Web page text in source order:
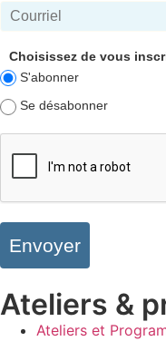
Choisissez de vous
S'abonner
Se désabonner
Envoyer
Ateliers &
Ateliers et